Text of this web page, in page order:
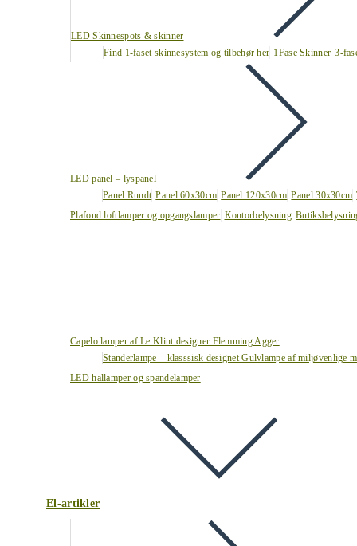
LED Skinnespots & skinner
Find 1-faset skinnesystem og tilbehør her 1Fase Skinner 3-
LED panel – lyspanel
Panel Rundt Panel 60x30cm Panel 120x30cm Panel 30x30cm
Plafond loftlamper og opgangslamper Kontorbelysning
Capelo lamper af Le Klint designer Flemming Agger
Standerlampe – klasssisk designet Gulvlampe af miljøvenlige
LED hallamper og spandelamper
El-artikler